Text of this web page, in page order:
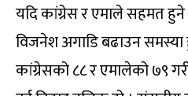
यदि कांग्रेस र एमाले सहमत
विजनेश अगाडि बढाउन समस्या
कांग्रेसको ८८ र एमालेको ७९